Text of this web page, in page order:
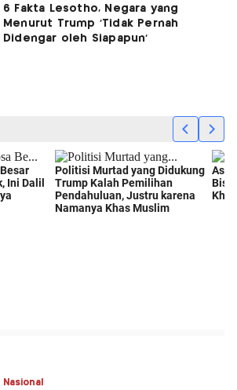
6 Fakta Lesotho, Negara yang
Menurut Trump ‘Tidak Pernah
Didengar oleh Siapapun’
Nasional